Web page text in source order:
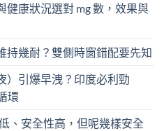
健康狀況選對 mg 數，效果與
持幾耐？雙側時窗錯配要先知
）引爆早洩？印度必利勁
環
、安全性高，但呢幾樣安全